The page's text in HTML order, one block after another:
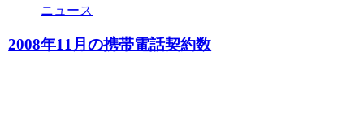
ニュース
2008年11月の携帯電話契約数